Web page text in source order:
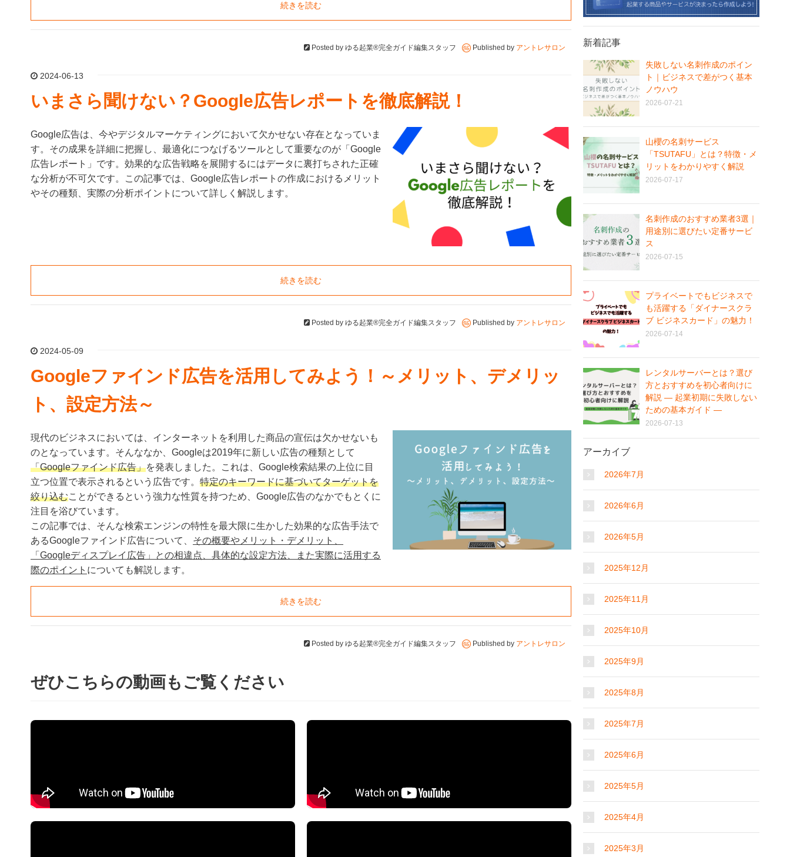
続きを読む
Posted by ゆる起業®完全ガイド編集スタッフ Published by アントレサロン
2024-06-13
いまさら聞けない？Google広告レポートを徹底解説！
Google広告は、今やデジタルマーケティングにおいて欠かせない存在となっていま
す。その成果を詳細に把握し、最適化につなげるツールとして重要なのが「Google
広告レポート」です。効果的な広告戦略を展開するにはデータに裏打ちされた正確
な分析が不可欠です。この記事では、Google広告レポートの作成におけるメリット
やその種類、実際の分析ポイントについて詳しく解説します。
続きを読む
Posted by ゆる起業®完全ガイド編集スタッフ Published by アントレサロン
2024-05-09
Googleファインド広告を活用してみよう！～メリット、デメリッ
ト、設定方法～
現代のビジネスにおいては、インターネットを利用した商品の宣伝は欠かせないも
のとなっています。そんななか、Googleは2019年に新しい広告の種類として
「Googleファインド広告」を発表しました。これは、Google検索結果の上位に目
立つ位置で表示されるという広告です。 特定のキーワードに基づいてターゲットを
絞り込むことができるという強力な性質を持つため、Google広告のなかでもとくに
注目を浴びています。
この記事では、そんな検索エンジンの特性を最大限に生かした効果的な広告手法で
あるGoogleファインド広告について、 その概要やメリット・デメリット、
「Googleディスプレイ広告」との相違点、具体的な設定方法、また実際に活用する
際のポイント についても解説します。
続きを読む
Posted by ゆる起業®完全ガイド編集スタッフ Published by アントレサロン
ぜひこちらの動画もご覧ください
新着記事
失敗しない名刺作成のポイン
ト｜ビジネスで差がつく基本
ノウハウ
2026-07-21
山櫻の名刺サービス
「TSUTAFU」とは？特徴・メ
リットをわかりやすく解説
2026-07-17
名刺作成のおすすめ業者3選｜
用途別に選びたい定番サービ
ス
2026-07-15
プライベートでもビジネスで
も活躍する「ダイナースクラ
ブ ビジネスカード」の魅力！
2026-07-14
レンタルサーバーとは？選び
方とおすすめを初心者向けに
解説 ― 起業初期に失敗しない
ための基本ガイド ―
2026-07-13
アーカイブ
2026年7月
2026年6月
2026年5月
2025年12月
2025年11月
2025年10月
2025年9月
2025年8月
2025年7月
2025年6月
2025年5月
2025年4月
2025年3月